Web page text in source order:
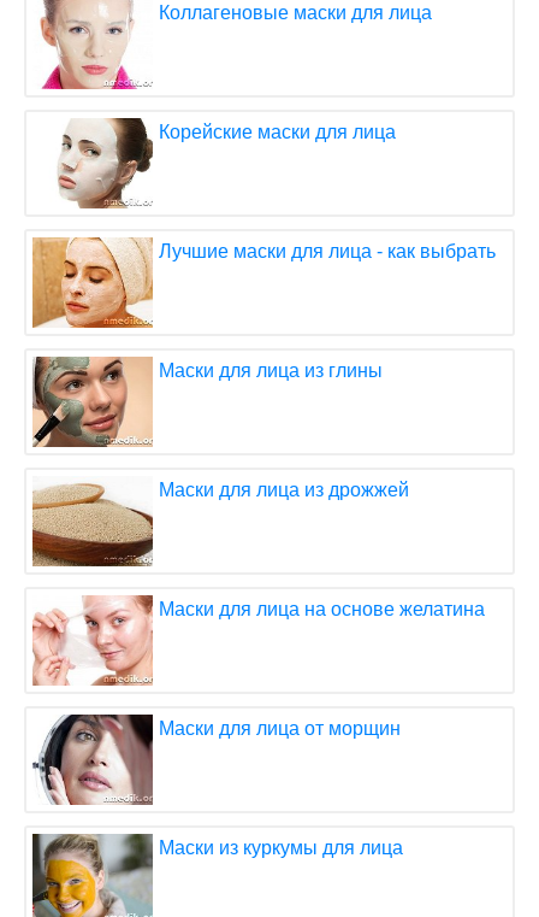
Коллагеновые маски для лица
Корейские маски для лица
Лучшие маски для лица - как выбрать
Маски для лица из глины
Маски для лица из дрожжей
Маски для лица на основе желатина
Маски для лица от морщин
Маски из куркумы для лица